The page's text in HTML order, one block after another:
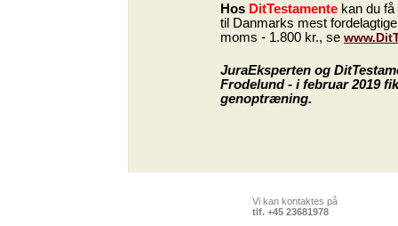
Hos DitTestamente kan du
til Danmarks mest
moms - 1.800 kr., se
JuraEksperten og
Frodelund - i februar 2019
genoptræning.
Vi kan kontaktes på
tlf. +45 23681978